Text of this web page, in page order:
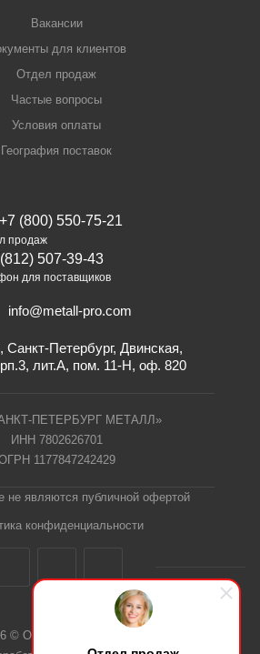
Вакансии
для клиентов
Отдел продаж
Частые вопросы
Условия оплаты
География поставок
+7 (800) 550-75-21
продаж
507-39-43
для поставщиков
info@metall-pro.com
Санкт-Петербург, Двинская,
лит.А, пом. 11-Н, оф. 820
ПЕТЕРБУРГ МЕТАЛЛ»
ИНН 7802626701
1177847242429
не являются публичной офертой
конфиденциальности
© ООО "СПб Металл"